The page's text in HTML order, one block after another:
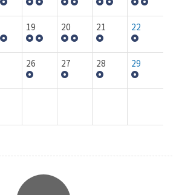
19 20 21 22
26 27 28 29